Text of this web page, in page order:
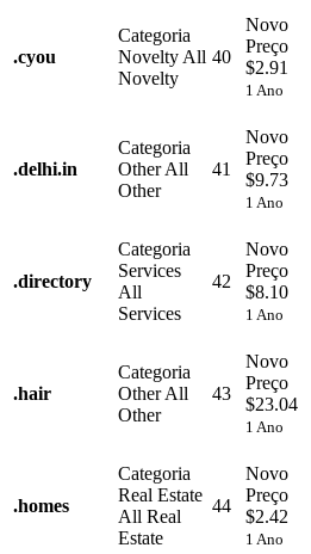
.cyou
Categoria
Novelty All
Novelty
40
Novo
Preço
$2.91
1 Ano
.delhi.in
Categoria
OtherAll
Other
41
Novo
Preço
$9.73
1 Ano
.directory
Categoria
Services
All
Services
42
Novo
Preço
$8.10
1 Ano
.hair
Categoria
OtherAll
Other
43
Novo
Preço
$23.04
1 Ano
.homes
Categoria
Real Estate
All Real
Estate
44
Novo
Preço
$2.42
1 Ano